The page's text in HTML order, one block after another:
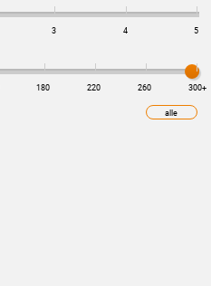
3 4 5
180 220 260 300+
alle